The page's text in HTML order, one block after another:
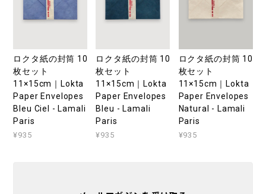
ロクタ紙の封筒 10
枚セット
11×15cm｜Lokta
Paper Envelopes
Bleu Ciel - Lamali
Paris
¥935
ロクタ紙の封筒 10
枚セット
11×15cm｜Lokta
Paper Envelopes
Bleu - Lamali
Paris
¥935
ロクタ紙の封筒 10
枚セット
11×15cm｜Lokta
Paper Envelopes
Natural - Lamali
Paris
¥935